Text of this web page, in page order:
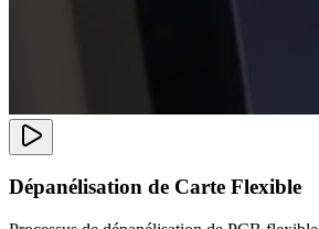
Dépanélisation de Carte Flexible